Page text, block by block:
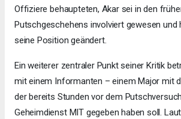
Offiziere behaupteten, Akar sei in den
Putschgeschehens involviert gewesen und
seine Position geändert.
Ein weiterer zentraler Punkt seiner Kritik
mit einem Informanten – einem Major mit
der bereits Stunden vor dem
Geheimdienst MIT gegeben haben soll.